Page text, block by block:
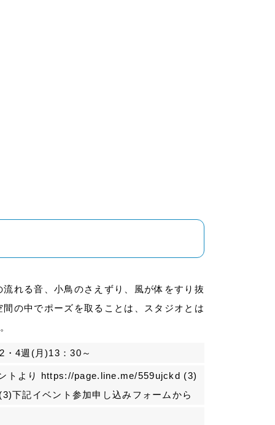
れる音、小鳥のさえずり、風が体をすり抜
の中でポーズを取ることは、スタジオとは
4週(月)13：30～
トより https://page.line.me/559ujckd (3)
記イベント参加申し込みフォームから